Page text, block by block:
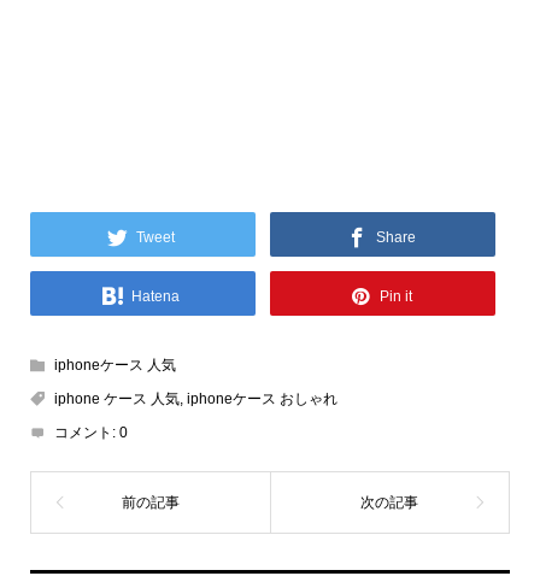
Tweet Share
Hatena Pin it
iphoneケース 人気
iphone ケース 人気, iphoneケース おしゃれ
コメント: 0